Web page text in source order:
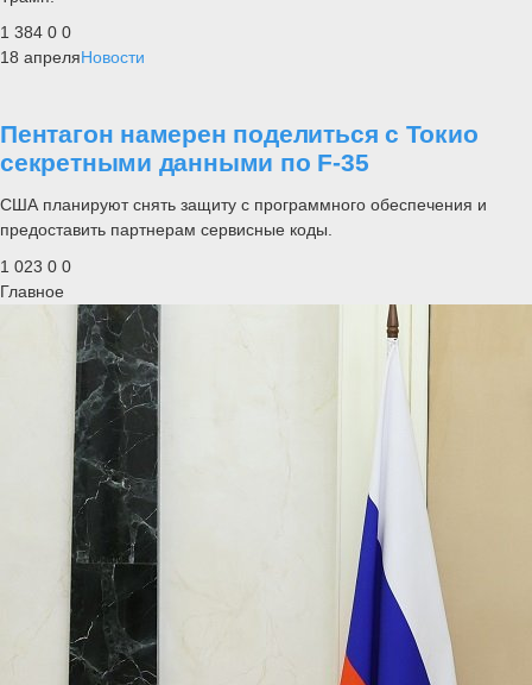
1 384 0 0
18 апреляНовости
Пентагон намерен поделиться с Токио
секретными данными по F-35
США планируют снять защиту с программного обеспечения и
предоставить партнерам сервисные коды.
1 023 0 0
Главное